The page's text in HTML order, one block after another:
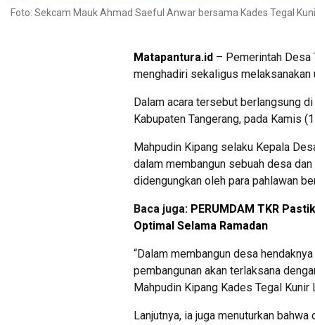
Foto: Sekcam Mauk Ahmad Saeful Anwar bersama Kades Tegal
Matapantura.id – Pemerintah Desa
menghadiri sekaligus melaksanakan
Dalam acara tersebut berlangsung
Kabupaten Tangerang, pada Kamis
Mahpudin Kipang selaku Kepala
dalam membangun sebuah desa
didengungkan oleh para pahlawan
Baca juga: PERUMDAM TKR
Optimal Selama Ramadan
“Dalam membangun desa
pembangunan akan terlaksana
Mahpudin Kipang Kades Tegal Kunir
Lanjutnya, ia juga menuturkan